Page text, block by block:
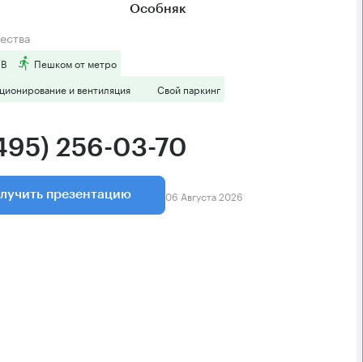
Особняк
Пешком от метро
и вентиляция
Свой паркинг
256-03-70
презентацию 06 Августа 2026